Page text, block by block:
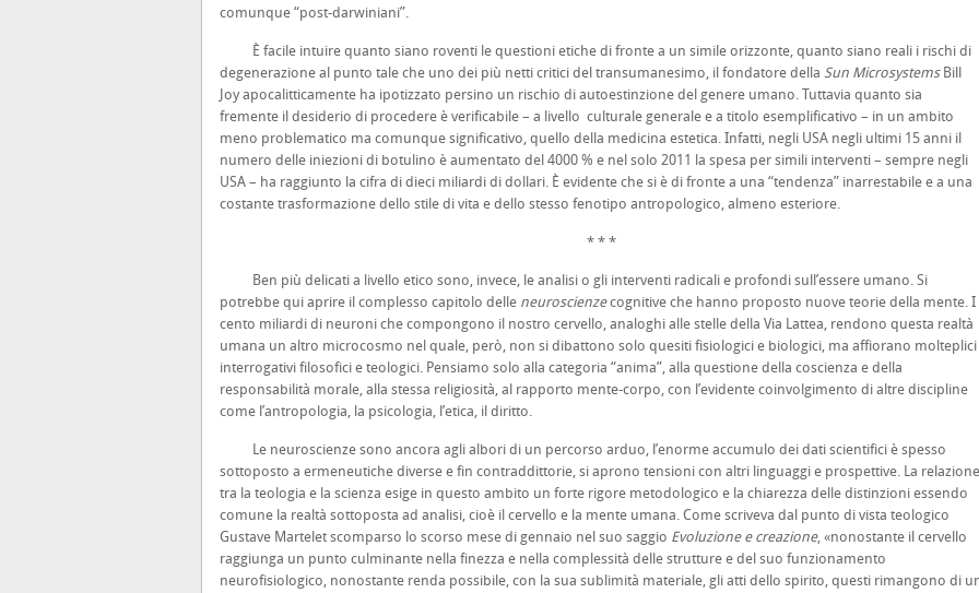
comunque “post-darwiniani”.
È facile intuire quanto siano roventi le questioni etiche di fronte a un simile orizzonte, quanto siano reali i rischi di
degenerazione al punto tale che uno dei più netti critici del transumanesimo, il fondatore della Sun MicrosystemsBill
Joy apocalitticamente ha ipotizzato persino un rischio di autoestinzione del genere umano. Tuttavia quanto sia
fremente il desiderio di procedere è verificabile – a livello culturale generale e a titolo esemplificativo – in un ambito
meno problematico ma comunque significativo, quello della medicina estetica. Infatti, negli USA negli ultimi 15 anni il
numero delle iniezioni di botulino è aumentato del 4000 % e nel solo 2011 la spesa per simili interventi – sempre negli
USA – ha raggiunto la cifra di dieci miliardi di dollari. È evidente che si è di fronte a una “tendenza” inarrestabile e a una
costante trasformazione dello stile di vita e dello stesso fenotipo antropologico, almeno esteriore.
* * *
Ben più delicati a livello etico sono, invece, le analisi o gli interventi radicali e profondi sull’essere umano. Si
potrebbe qui aprire il complesso capitolo delle neuroscienzecognitive che hanno proposto nuove teorie della mente. I
cento miliardi di neuroni che compongono il nostro cervello, analoghi alle stelle della Via Lattea, rendono questa realtà
umana un altro microcosmo nel quale, però, non si dibattono solo quesiti fisiologici e biologici, ma affiorano molteplici
interrogativi filosofici e teologici. Pensiamo solo alla categoria “anima”, alla questione della coscienza e della
responsabilità morale, alla stessa religiosità, al rapporto mente-corpo, con l’evidente coinvolgimento di altre discipline
come l’antropologia, la psicologia, l’etica, il diritto.
Le neuroscienze sono ancora agli albori di un percorso arduo, l’enorme accumulo dei dati scientifici è spesso
sottoposto a ermeneutiche diverse e fin contraddittorie, si aprono tensioni con altri linguaggi e prospettive. La relazione
tra la teologia e la scienza esige in questo ambito un forte rigore metodologico e la chiarezza delle distinzioni essendo
comune la realtà sottoposta ad analisi, cioè il cervello e la mente umana. Come scriveva dal punto di vista teologico
Gustave Martelet scomparso lo scorso mese di gennaio nel suo saggio Evoluzione e creazione, «nonostante il cervello
raggiunga un punto culminante nella finezza e nella complessità delle strutture e del suo funzionamento
neurofisiologico, nonostante renda possibile, con la sua sublimità materiale, gli atti dello spirito, questi rimangono di